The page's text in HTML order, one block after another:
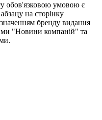
обов'язковою умовою є
на сторінку
бренду видання
"Новини компаній" та